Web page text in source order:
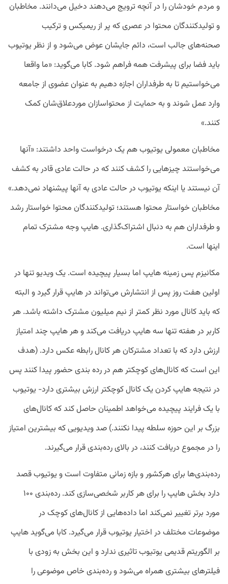
و مردم خودشان را در آنچه ترویج می‌دهند دخیل می‌دانند. مخاطبان
و تولیدکنندگان محتوا در عصری که پر از ریمیکس و ترکیب
صحنه‌های جالب است، دائم جایشان عوض می‌شود و از نظر یوتیوب
باید فضا برای پیشرفت همه فراهم شود. کابا می‌گوید: «ما واقعا
می‌خواستیم تا به طرفداران اجازه دهیم به عنوان عضوی از جامعه
وارد عمل شوند و به حمایت از محتواسازان مورد‌علاق‌شان کمک
کنند.»
مخاطبان معمولی یوتیوب هم یک درخواست واحد داشتند: «آنها
می‌خواستند چیزهایی را کشف کنند که در حالت عادی قادر به کشف
آن نیستند یا اینکه یوتیوب در حالت عادی به آنها پیشنهاد نمی‌دهد.»
مخاطبان خواستار محتوا هستند؛ تولیدکنندگان محتوا خواستار رشد
و طرفداران هم به دنبال اشتراک‌گذاری. هایپ وجه مشترک تمام
اینها است.
مکانیزم پس زمینه هایپ اما بسیار پیچیده است. یک ویدیو تنها در
اولین هفت روز پس از انتشارش می‌تواند در هایپ قرار گیرد و البته
که باید کانال مورد نظر کمتر از نیم میلیون مشترک داشته باشد. هر
کاربر در هفته تنها سه هایپ دریافت می‌کند و هر هایپ چند امتیاز
ارزش دارد که با تعداد مشترکان هر کانال رابطه عکس دارد. (هدف
این است که کانال‌های کوچکتر هم در رده بندی حضور پیدا کنند پس
در نتیجه هایپ کردن یک کانال کوچکتر ارزش بیشتری دارد- یوتیوب
با یک فرایند پیچیده می‌خواهد اطمینان حاصل کند که کانال‌های
بزرگ بر این حوزه سلطه پیدا نکنند.) صد ویدیویی که بیشترین امتیاز
را در مجموع دریافت کنند، در بالای رده‌بندی قرار می‌گیرند.
رده‌بندی‌ها برای هرکشور و بازه زمانی متفاوت است و یوتیوب قصد
دارد بخش هایپ‌ را برای هر کاربر شخصی‌سازی کند. رده‌بندی ۱۰۰
مورد برتر تغییر نمی‌کند اما داده‌هایی از کانال‌های کوچک در
موضوعات مختلف در اختیار یوتیوب قرار می‌گیرد. کابا می‌گوید هایپ
بر الگوریتم قدیمی یوتیوب تاثیری ندارد و این بخش به زودی با
فیلترهای بیشتری همراه می‌شود و رده‌بندی خاص موضوعی را